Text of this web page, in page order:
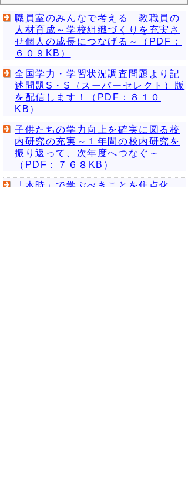
職員室のみんなで考える 教職員の
人材育成～学校組織づくりを充実さ
せ個人の成長につなげる～（PDF：
６０９KB）
全国学力・学習状況調査問題より記
述問題S・S（スーパーセレクト）版
を配信します！（PDF：８１０
KB）
子供たちの学力向上を確実に図る校
内研究の充実～１年間の校内研究を
振り返って、次年度へつなぐ～
（PDF：７６８KB）
「本時」で学ぶべきことを焦点化